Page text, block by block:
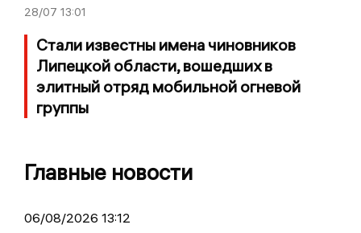
28/07 13:01
Стали известны имена чиновников
Липецкой области, вошедших в
элитный отряд мобильной огневой
группы
Главные новости
06/08/2026 13:12